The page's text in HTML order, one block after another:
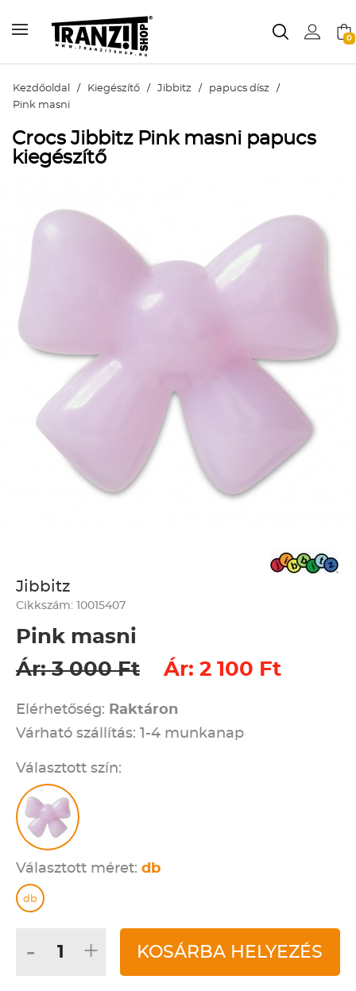
0
Kezdőoldal / Kiegészítő / Jibbitz / papucs dísz /
Pink masni
Crocs Jibbitz Pink masni papucs
kiegészítő
Jibbitz
Cikkszám: 10015407
Pink masni
Ár: 3 000 Ft
Ár: 2 100 Ft
Elérhetőség: Raktáron
Várható szállítás: 1-4 munkanap
Választott szín:
Választott méret: db
db
- + KOSÁRBA HELYEZÉS